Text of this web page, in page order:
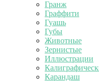
Гранж
Граффити
Гуашь
Губы
Животные
Зернистые
Иллюстрации
Карандаш